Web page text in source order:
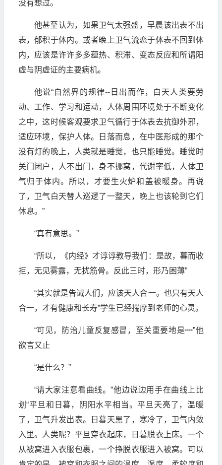
没有想过。
他甚至认为，如果卫气太强盛，早晨该出表不出
表，郁积于体内。或者晚上卫气流恋于体表不回到体
内，应该是许许多多蕴热、积滞、变态反应和所谓阳
虚与阴虚证的主要病机。
他说“自然界的规律--日出而作，白天人类要劳
动、工作、学习和运动，人体周围环境处于不断变化
之中，这时候客观要求卫气循行于体表去抗御外邪，
适应环境，保护人体。日落而息，在中医形成的那个
没有灯的晚上，人类就是睡觉，也只能睡觉。睡觉时
关门闭户，人不出门，身不挪窝，代谢率低，人体卫
气归于体内。所以，才要生火炉和盖被暖身。再说
了，卫气白天替人巡逻了一整天，晚上也该轮到它们
休息。”
“真有意思。”
“所以，《内经》才谆谆教导我们：是故，暮而收
拒，无见雾露，无扰筋骨。反此三时，形乃困薄”
“其实就是告诫人们，应该天人合一。也只有天人
合一，才有健康和长寿”学生已经揣摩到老师的心灵。
“可见，防治儿童反复感冒，至关重要地是┉”他
欲言又止
“是什么？”
“请大家注意看曲线。”他边说边用手在曲线上比
划“平旦和日暮，阴阳水平相当。平旦天亮了，温暖
了，卫气升发出表。日暮天黑了，寒冷了，卫气内敛
入里。人类呢？平旦穿衣起床，日暮脱衣上床。一个
从被窝进入衣服包裹，一个挣脱衣服进入被窝。可以